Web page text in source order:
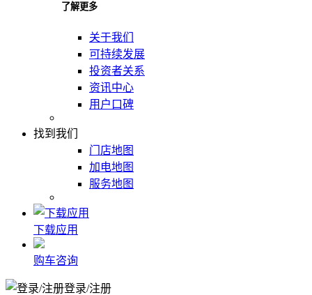
了解更多
关于我们
可持续发展
投资者关系
资讯中心
用户口碑
找到我们
门店地图
加电地图
服务地图
下载应用
购车咨询
登录/注册